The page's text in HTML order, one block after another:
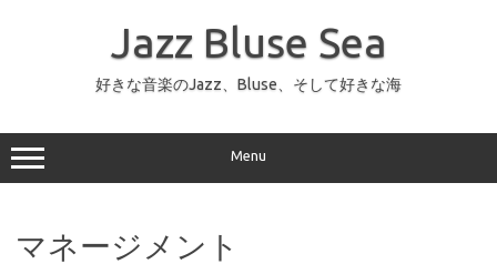
ッ
プ
Jazz Bluse Sea
好きな音楽のJazz、Bluse、そして好きな海
Menu
マネージメント